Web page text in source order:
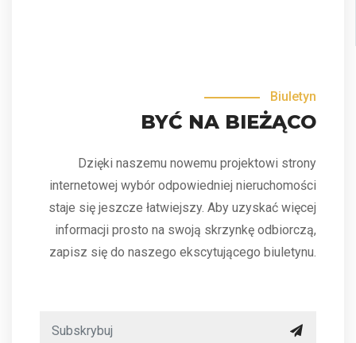
Biuletyn
BYĆ NA BIEŻĄCO
Dzięki naszemu nowemu projektowi strony
internetowej wybór odpowiedniej nieruchomości
staje się jeszcze łatwiejszy. Aby uzyskać więcej
informacji prosto na swoją skrzynkę odbiorczą,
zapisz się do naszego ekscytującego biuletynu.